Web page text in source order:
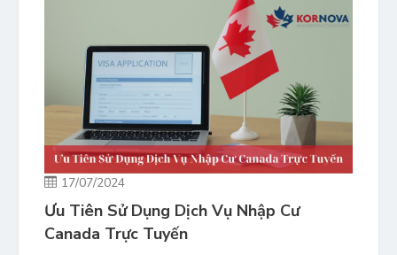
17/07/2024
Ưu Tiên Sử Dụng Dịch Vụ Nhập Cư
Canada Trực Tuyến